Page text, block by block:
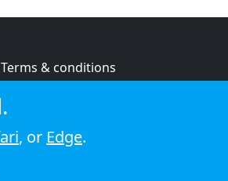
Terms & conditions
Cookie policy
, or Edge.